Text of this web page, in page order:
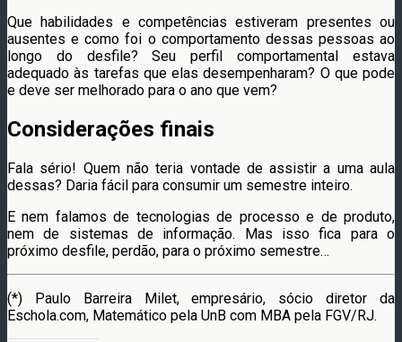
Que habilidades e competências estiveram presentes ou
ausentes e como foi o comportamento dessas pessoas ao
longo do desfile? Seu perfil comportamental estava
adequado às tarefas que elas desempenharam? O que pode
e deve ser melhorado para o ano que vem?
Considerações finais
Fala sério! Quem não teria vontade de assistir a uma aula
dessas? Daria fácil para consumir um semestre inteiro.
E nem falamos de tecnologias de processo e de produto,
nem de sistemas de informação. Mas isso fica para o
próximo desfile, perdão, para o próximo semestre…
(*) Paulo Barreira Milet, empresário, sócio diretor da
Eschola.com, Matemático pela UnB com MBA pela FGV/RJ.